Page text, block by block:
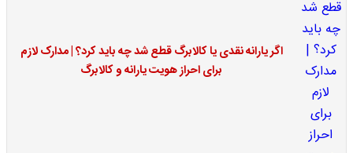
اگر یارانه نقدی یا کالابرگ قطع شد چه باید کرد؟ | مدارک لازم
برای احراز هویت یارانه و کالابرگ